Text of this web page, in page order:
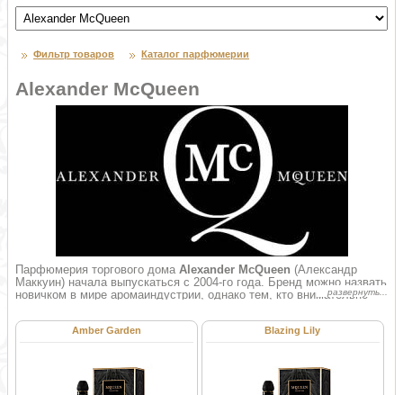
Фильтр товаров Каталог парфюмерии
Alexander McQueen
Парфюмерия торгового дома Alexander McQueen (Александр
Маккуин) начала выпускаться с 2004-го года. Бренд можно назвать
новичком в мире аромаиндустрии, однако тем, кто внимательно
известен. Изначально под этой маркой выпускалась модная
одежда, пользующаяся огромной популярностью. Более того, в
Сегодня продукция фирмы уверенно добивается тех же титулов,
постепенно приобретая все большую популярность. На протяжении
Amber Garden Blazing Lily